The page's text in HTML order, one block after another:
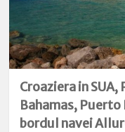
Croaziera in
Bahamas, Puerto
bordul navei